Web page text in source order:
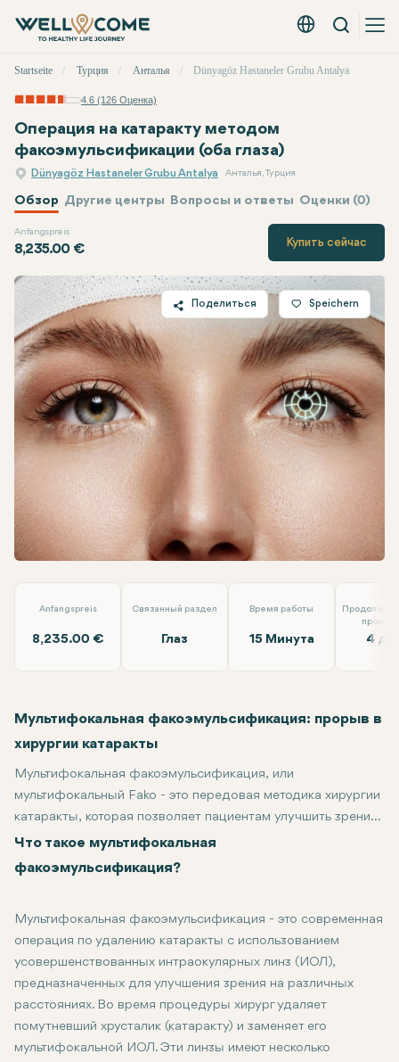
Русский - EUR
Вызов
меню
Startseite Турция Анталья Dünyagöz Hastaneler Grubu Antalya
4.6 (126 Оценка)
Операция на катаракту методом
факоэмульсификации (оба глаза)
Dünyagöz Hastaneler Grubu Antalya Анталья, Турция
Обзор Другие центры Вопросы и ответы Оценки (0)
Anfangspreis
8,235.00 €
DünyagözЦена
Купить сейчас
Поделиться
Facebook
Speichern
Anfangspreis
8,235.00 €
Связанный раздел
Глаз
Время работы
15 Минута 4
Мультифокальная факоэмульсификация: прорыв в
хирургии катаракты
Мультифокальная факоэмульсификация, или
мультифокальный Fako - это передовая методика хирургии
катаракты, которая позволяет пациентам улучшить зрение
на различных расстояниях. Этот инновационный подход не
только устраняет катаракту, но и уменьшает необходимость
Что такое мультифокальная
факоэмульсификация?
Мультифокальная факоэмульсификация - это современная
операция по удалению катаракты с использованием
усовершенствованных интраокулярных линз (ИОЛ),
предназначенных для улучшения зрения на различных
расстояниях. Во время процедуры хирург удаляет
помутневший хрусталик (катаракту) и заменяет его
мультифокальной ИОЛ. Эти линзы имеют несколько